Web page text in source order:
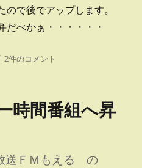
で後でアップします。
べかぁ・・・・・・
ぶ
秋
し
2件のコメント
時間番組へ昇
送ＦＭもえる の